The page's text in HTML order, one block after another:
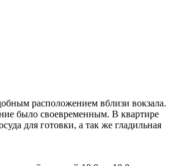
расположением вблизи вокзала.
было своевременным. В квартире
для готовки, а так же гладильная